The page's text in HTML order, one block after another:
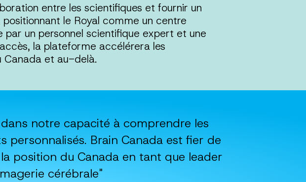
entre les scientifiques et fournir un
le Royal comme un centre
par un personnel scientifique expert et une
la plateforme accélérera les
Canada et au-delà.
notre capacité à comprendre les
Brain Canada est fier de
position du Canada en tant que leader
cérébrale"